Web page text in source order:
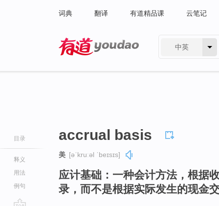
词典 翻译 有道精品课 云笔记
中英
目录
释义
用法
例句
accrual basis
美 [əˈkruːəl ˈbeɪsɪs]
应计基础：一种会计方法，根据
录，而不是根据实际发生的现金